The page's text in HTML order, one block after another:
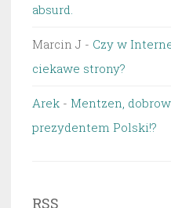
absurd.
Marcin J - Czy w
ciekawe strony?
Arek - Mentzen,
prezydentem Polski!?
RSS